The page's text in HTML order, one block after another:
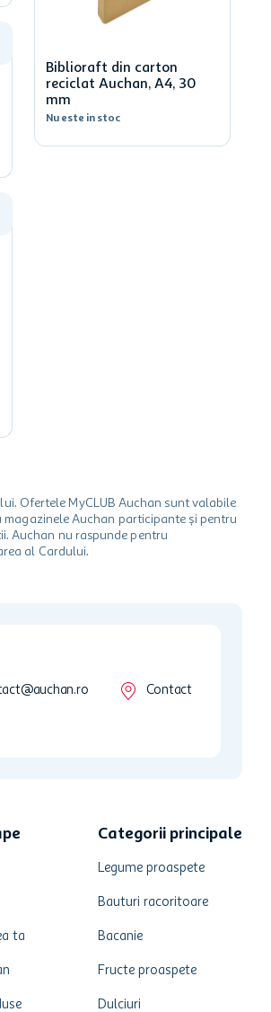
Biblioraft din carton
reciclat Auchan, A4, 30
mm
Nu este in stoc
Ofertele MyCLUB Auchan sunt valabile
Auchan participante și pentru
Auchan nu raspunde pentru
al Cardului.
Contact
ta
Categorii principale
Legume proaspete
Bauturi racoritoare
Bacanie
Fructe proaspete
Dulciuri